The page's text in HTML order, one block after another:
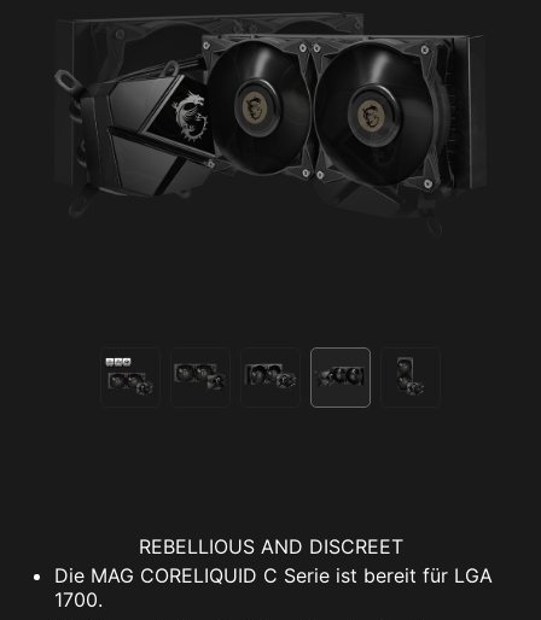
REBELLIOUS AND DISCREET
Die MAG CORELIQUID C Serie ist bereit für LGA
1700.